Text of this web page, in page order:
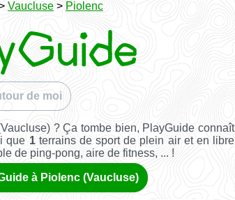
Vaucluse > Piolenc
de moi
? Ça tombe bien, PlayGuide connaît
que 1terrains de sport de plein air et en libre
de ping-pong, aire de fitness, ... !
à Piolenc (Vaucluse)